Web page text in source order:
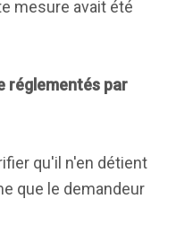
mesure avait été
réglementés par
qu'il n'en détient
que le demandeur